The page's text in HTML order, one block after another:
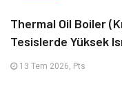
Thermal Oil Boiler
Tesislerde Yüksek
13 Tem 2026, Pts